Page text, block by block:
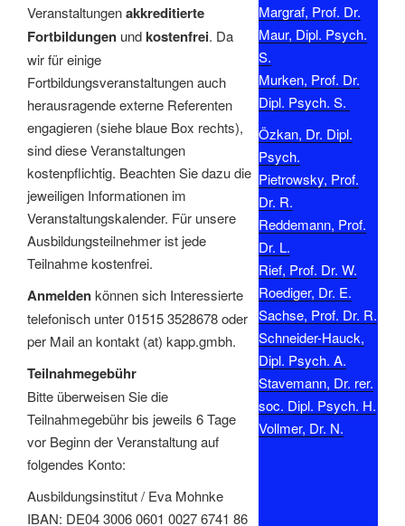
Veranstaltungenakkreditierte
Fortbildungen undkostenfrei. Da
wir für einige
Fortbildungsveranstaltungen auch
herausragende externe Referenten
engagieren (siehe blaue Box rechts),
sind diese Veranstaltungen
kostenpflichtig. Beachten Sie dazu die
jeweiligen Informationen im
Veranstaltungskalender. Für unsere
Ausbildungsteilnehmer ist jede
Teilnahme kostenfrei.
Anmeldenkönnen sich Interessierte
telefonisch unter 01515 3528678 oder
per Mail an kontakt (at) kapp.gmbh.
Teilnahmegebühr
Bitte überweisen Sie die
Teilnahmegebühr bis jeweils 6 Tage
vor Beginn der Veranstaltung auf
folgendes Konto:
Ausbildungsinstitut / Eva Mohnke
IBAN: DE04 3006 0601 0027 6741 86
Margraf, Prof. Dr.
Maur, Dipl. Psych.
S.
Murken, Prof. Dr.
Dipl. Psych. S.
Özkan, Dr. Dipl.
Psych.
Pietrowsky, Prof.
Dr. R.
Reddemann, Prof.
Dr. L.
Rief, Prof. Dr. W.
Roediger, Dr. E.
Sachse, Prof. Dr. R.
Schneider-Hauck,
Dipl. Psych. A.
Stavemann, Dr. rer.
soc. Dipl. Psych. H.
Vollmer, Dr. N.